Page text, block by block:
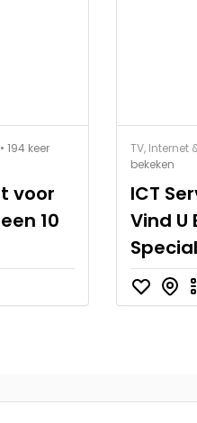
• 194 keer
voor
10
TV, Internet
bekeken
ICT
Vind U